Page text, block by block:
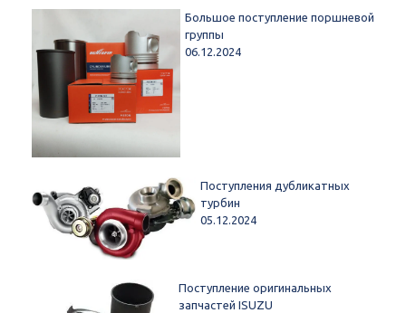
Большое поступление поршневой
группы
06.12.2024
Поступления дубликатных
турбин
05.12.2024
Поступление оригинальных
запчастей ISUZU